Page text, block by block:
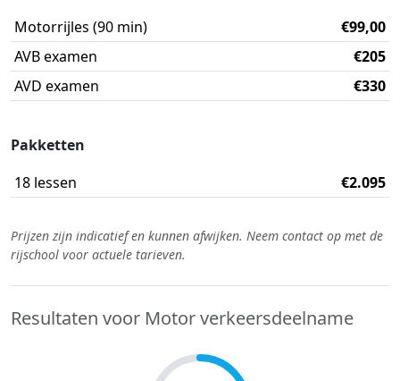
Motorrijles (90 min)
€99,00
AVB examen
€205
AVD examen
€330
Pakketten
18 lessen
€2.095
Prijzen zijn indicatief en kunnen afwijken. Neem contact op met de
rijschool voor actuele tarieven.
Resultaten voor Motor verkeersdeelname